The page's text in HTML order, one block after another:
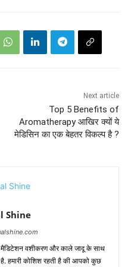
Next article
Top 5 Benefits of
Aromatherapy आखिर क्यों ये
मेडिसिन का एक बेहतर विकल्प है ?
Shine
मैडिटेशन वशीकरण और काले जादू के साथ
हमारी कोशिश रहती है की आपको कुछ